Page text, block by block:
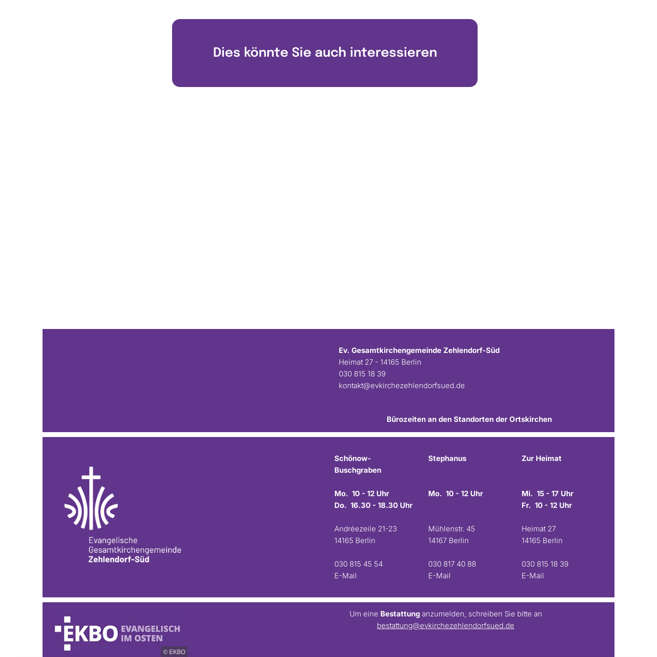
Dies könnte Sie auch interessieren
Ev. Gesamtkirchengemeinde Zehlendorf-Süd
Heimat 27 - 14165 Berlin
030 815 18 39
kontakt@evkirchezehlendorfsued.de
Bürozeiten an den Standorten der Ortskirchen
Schönow-
Buschgraben
Mo. 10 - 12 Uhr
Do. 16.30 - 18.30 Uhr
Andréezeile 21-23
14165 Berlin
030 815 45 54
E-Mail
Stephanus
Mo. 10 - 12 Uhr
Mühlenstr. 45
14167 Berlin
030 817 40 88
E-Mail
Zur Heimat
Mi. 15 - 17 Uhr
Fr. 10 - 12 Uhr
Heimat 27
14165 Berlin
030 815 18 39
E-Mail
© EKBO
Um eine Bestattunganzumelden, schreiben Sie bitte an
bestattung@evkirchezehlendorfsued.de